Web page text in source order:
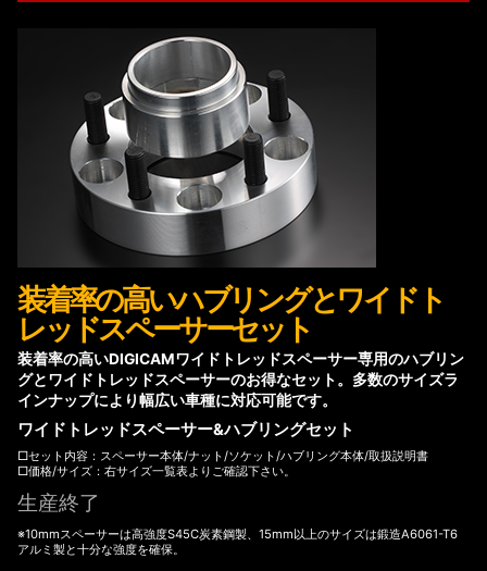
装着率の高いハブリングとワイドト
レッドスペーサーセット
装着率の高いDIGICAMワイドトレッドスペーサー専用のハブリン
グとワイドトレッドスペーサーのお得なセット。多数のサイズラ
インナップにより幅広い車種に対応可能です。
ワイドトレッドスペーサー&ハブリングセット
□セット内容：スペーサー本体/ナット/ソケット/ハブリング本体/取扱説明書
□価格/サイズ：右サイズ一覧表よりご確認下さい。
生産終了
※10mmスペーサーは高強度S45C炭素鋼製、15mm以上のサイズは鍛造A6061-T6
アルミ製と十分な強度を確保。